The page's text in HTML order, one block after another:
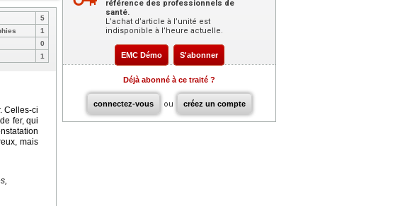
5
1
0
1
Celles-ci
fer, qui
mais
référence des professionnels de
santé.
L’achat d’article à l’unité est
indisponible à l’heure actuelle.
EMC Démo S'abonner
Déjà abonné à ce traité ?
connectez-vous ou créez un compte